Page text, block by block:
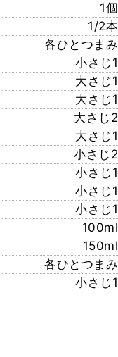
1個
1/2本
各ひとつまみ
小さじ1
大さじ1
大さじ1
大さじ2
大さじ1
小さじ2
小さじ1
小さじ1
小さじ1
100ml
150ml
各ひとつまみ
小さじ1